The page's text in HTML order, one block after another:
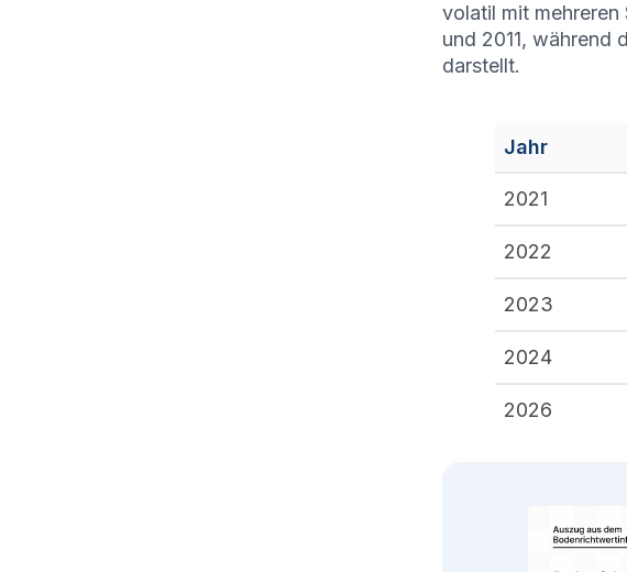
volatil mit
und 2011, während
darstellt.
Jahr
2021
2022
2023
2024
2026